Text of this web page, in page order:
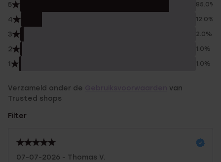
5 85.0%
4 12.0%
3 2.0%
2 1.0%
1 1.0%
Verzameld onder de
van
Trusted shops
Filter
07-07-2026 - Thomas V.